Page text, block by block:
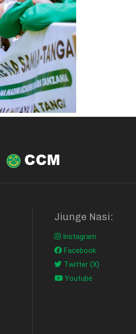
Jiunge Nasi:
Instagram
Facebook
Twitter (X)
Youtube